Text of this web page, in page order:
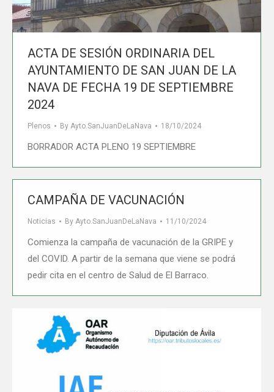
ACTA DE SESIÓN ORDINARIA DEL
AYUNTAMIENTO DE SAN JUAN DE LA
NAVA DE FECHA 19 DE SEPTIEMBRE
2024
Plenos By Ayto.SanJuanDeLaNava 18/10/2024
BORRADOR ACTA PLENO 19 SEPTIEMBRE
CAMPAÑA DE VACUNACIÓN
Noticias By Ayto.SanJuanDeLaNava 11/10/2024
Comienza la campaña de vacunación de la GRIPE y
del COVID. A partir de la semana que viene se podrá
pedir cita en el centro de Salud de El Barraco.